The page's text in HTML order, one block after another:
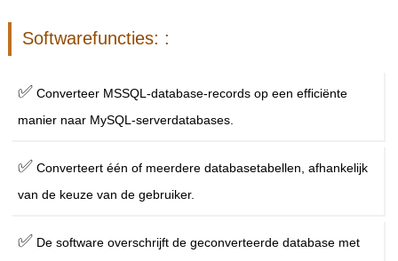
Softwarefuncties: :
✅ Converteer MSSQL-database-records op een efficiënte
manier naar MySQL-serverdatabases.
✅ Converteert één of meerdere databasetabellen, afhankelijk
van de keuze van de gebruiker.
✅ De software overschrijft de geconverteerde database met